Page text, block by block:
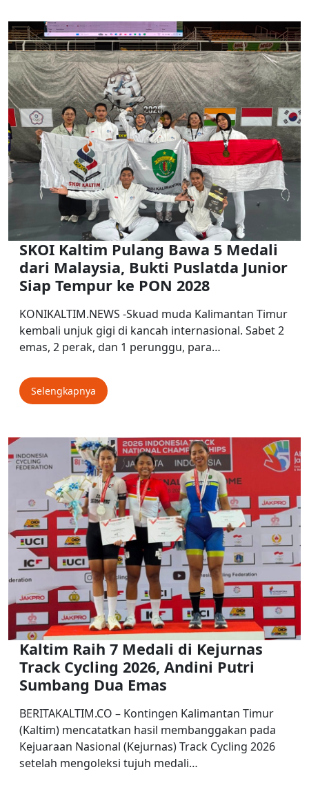
SKOI Kaltim Pulang Bawa 5 Medali
dari Malaysia, Bukti Puslatda Junior
Siap Tempur ke PON 2028
KONIKALTIM.NEWS -Skuad muda Kalimantan Timur
kembali unjuk gigi di kancah internasional. Sabet 2
emas, 2 perak, dan 1 perunggu, para…
Selengkapnya
Kaltim Raih 7 Medali di Kejurnas
Track Cycling 2026, Andini Putri
Sumbang Dua Emas
BERITAKALTIM.CO – Kontingen Kalimantan Timur
(Kaltim) mencatatkan hasil membanggakan pada
Kejuaraan Nasional (Kejurnas) Track Cycling 2026
setelah mengoleksi tujuh medali…